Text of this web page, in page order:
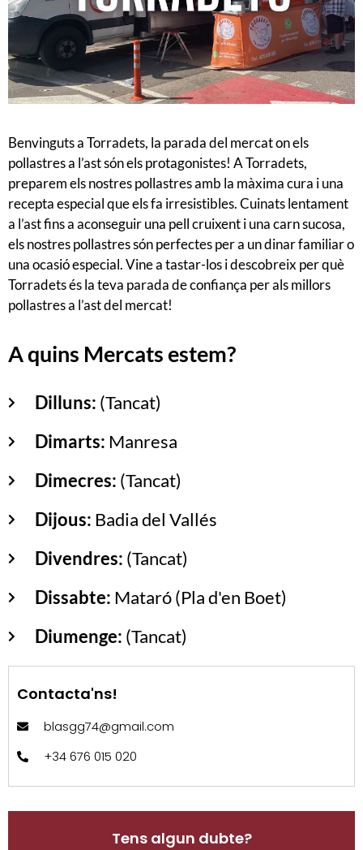
Benvinguts a Torradets, la parada del mercat on els
pollastres a l’ast són els protagonistes! A Torradets,
preparem els nostres pollastres amb la màxima cura i una
recepta especial que els fa irresistibles. Cuinats lentament
a l’ast fins a aconseguir una pell cruixent i una carn sucosa,
els nostres pollastres són perfectes per a un dinar familiar o
una ocasió especial. Vine a tastar-los i descobreix per què
Torradets és la teva parada de confiança per als millors
pollastres a l’ast del mercat!
A quins Mercats estem?
Dilluns: (Tancat)
Dimarts: Manresa
Dimecres: (Tancat)
Dijous: Badia del Vallés
Divendres: (Tancat)
Dissabte: Mataró (Pla d'en Boet)
Diumenge: (Tancat)
Contacta'ns!
blasgg74@gmail.com
+34 676 015 020
Tens algun dubte?